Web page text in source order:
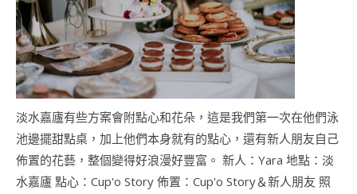
淡水嘉廬有些方案會附點心和花朵，這是我們第一次在他們泳
池邊擺甜點桌，加上他們本身就有的點心，還有新人朋友自己
佈置的花藝，整個變得好浪漫好豐富。 新人：Yara 地點：淡
水嘉廬 點心：Cup'o Story 佈置：Cup'o Story＆新人朋友 照